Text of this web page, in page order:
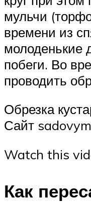
мульчи
времени из
молоденькие
побеги. Во
проводить
Обрезка
Сайт
Watch this
Как